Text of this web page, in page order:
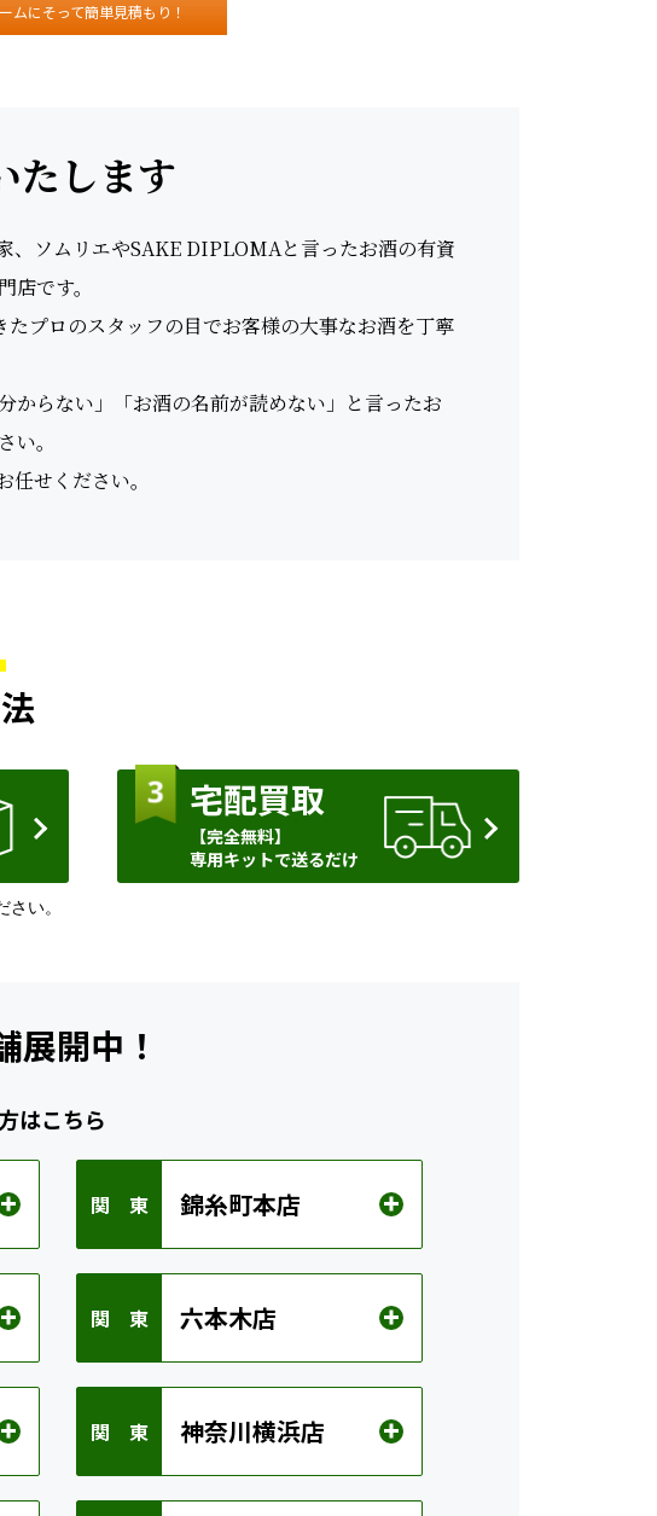
ムにそって簡単見積もり！
たします
、ソムリエやSAKE DIPLOMAと言ったお酒の有資
です。
たプロのスタッフの目でお客様の大事なお酒を丁寧
からない」「お酒の名前が読めない」と言ったお
い。
任せください。
宅配買取
【完全無料】
専用キットで送るだけ
い。
展開中！
はこちら
関 東 錦糸町本店
関 東 六本木店
関 東 神奈川横浜店